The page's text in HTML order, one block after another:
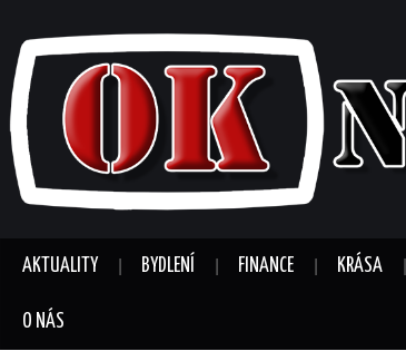
AKTUALITY BYDLENÍ FINANCE KRÁSA
O NÁS